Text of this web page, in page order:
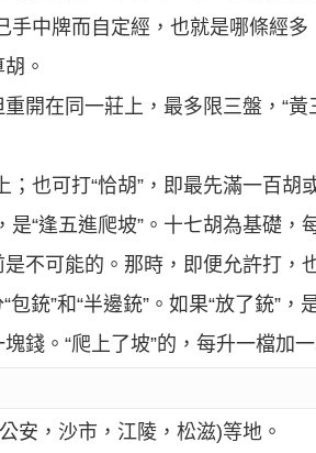
中牌而自定經，也就是哪條經多
。
開在同一莊上，最多限三盤，“黃
也可打“恰胡”，即最先滿一百胡
“逢五進爬坡”。十七胡為基礎，
不可能的。那時，即便允許打，
銃”和“半邊銃”。如果“放了銃”，
錢。“爬上了坡”的，每升一檔加
安，沙市，江陵，松滋)等地。